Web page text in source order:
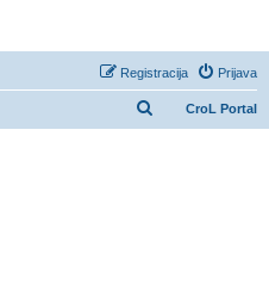
Prijava
Registracija
CroL Portal